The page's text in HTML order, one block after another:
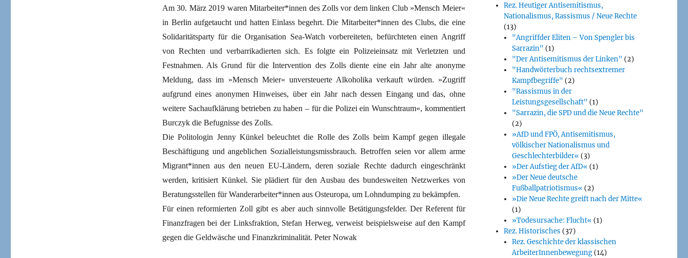
Am 30. März 2019 waren Mitarbeiter*innen des Zolls vor dem linken Club »Mensch Meier«
in Berlin aufgetaucht und hatten Einlass begehrt. Die Mitarbeiter*innen des Clubs, die eine
Solidaritätsparty für die Organisation Sea-Watch vorbereiteten, befürchteten einen Angriff
von Rechten und verbarrikadierten sich. Es folgte ein Polizeieinsatz mit Verletzten und
Festnahmen. Als Grund für die Intervention des Zolls diente eine ein Jahr alte anonyme
Meldung, dass im »Mensch Meier« unversteuerte Alkoholika verkauft würden. »Zugriff
aufgrund eines anonymen Hinweises, über ein Jahr nach dessen Eingang und das, ohne
weitere Sachaufklärung betrieben zu haben – für die Polizei ein Wunschtraum«, kommentiert
Burczyk die Befugnisse des Zolls.
Die Politologin Jenny Künkel beleuchtet die Rolle des Zolls beim Kampf gegen illegale
Beschäftigung und angeblichen Sozialleistungsmissbrauch. Betroffen seien vor allem arme
Migrant*innen aus den neuen EU-Ländern, deren soziale Rechte dadurch eingeschränkt
werden, kritisiert Künkel. Sie plädiert für den Ausbau des bundesweiten Netzwerkes von
Beratungsstellen für Wanderarbeiter*innen aus Osteuropa, um Lohndumping zu bekämpfen.
Für einen reformierten Zoll gibt es aber auch sinnvolle Betätigungsfelder. Der Referent für
Finanzfragen bei der Linksfraktion, Stefan Herweg, verweist beispielsweise auf den Kampf
gegen die Geldwäsche und Finanzkriminalität. Peter Nowak
Rez. Heutiger Antisemitismus,
Nationalismus, Rassismus / Neue Rechte
(13)
"Angriffder Eliten – Von Spengler bis
Sarrazin" (1)
"Der Antisemitismus der Linken" (2)
"Handwörterbuch rechtsextremer
Kampfbegriffe" (2)
"Rassismus in der
Leistungsgesellschaft" (1)
"Sarrazin, die SPD und die Neue Rechte"
(2)
»AfD und FPÖ, Antisemitismus,
völkischer Nationalismus und
Geschlechterbilder« (3)
»Der Aufstieg der AfD« (1)
»Der Neue deutsche
Fußballpatriotismus« (2)
»Die Neue Rechte greift nach der Mitte«
(1)
»Todesursache: Flucht« (1)
Rez. Historisches (37)
Rez. Geschichte der klassischen
ArbeiterInnenbewegung (14)